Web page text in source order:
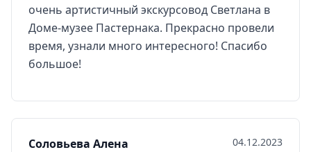
очень артистичный экскурсовод Светлана в
Доме-музее Пастернака. Прекрасно провели
время, узнали много интересного! Спасибо
большое!
Соловьева Алена 04.12.2023